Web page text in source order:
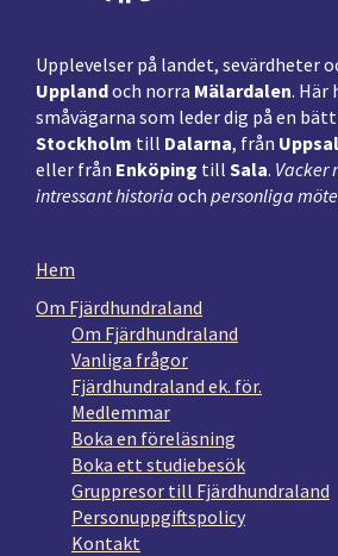
Upplevelser på landet, sevärdheter
Upplandoch norra Mälardalen. Här
småvägarna som leder dig på en
Stockholm till Dalarna, från
eller från Enköping till Sala. Vacker
intressant historia och personliga
Hem
Om Fjärdhundraland
Om Fjärdhundraland
Vanliga frågor
Fjärdhundraland ek. för.
Medlemmar
Boka en föreläsning
Boka ett studiebesök
Gruppresor till Fjärdhundraland
Personuppgiftspolicy
Kontakt